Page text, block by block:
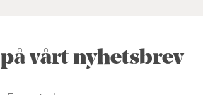
vårt nyhetsbrev